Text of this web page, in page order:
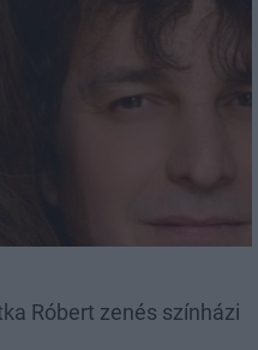
Róbert zenés színházi